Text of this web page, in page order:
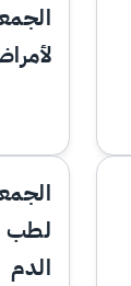
لطب
الدم